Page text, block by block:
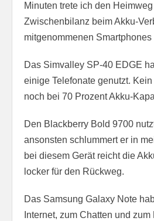
Minuten trete ich den
Zwischenbilanz beim Akku-
mitgenommenen Smartphones
Das Simvalley SP-40 EDGE
einige Telefonate genutzt.
noch bei 70 Prozent Akku-
Den Blackberry Bold 9700
ansonsten schlummert er in
bei diesem Gerät reicht die
locker für den Rückweg.
Das Samsung Galaxy Note
Internet, zum Chatten und